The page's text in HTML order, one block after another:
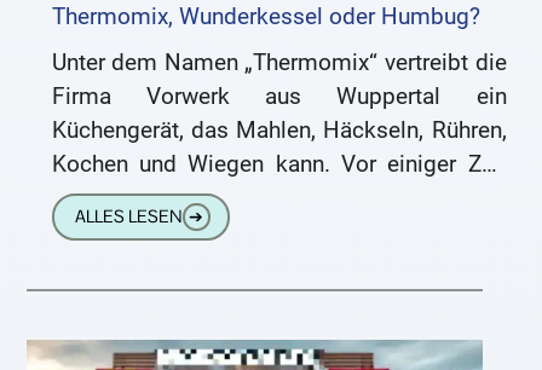
Thermomix, Wunderkessel oder Humbug?
Unter dem Namen „Thermomix“ vertreibt die
Firma Vorwerk aus Wuppertal ein
Küchengerät, das Mahlen, Häckseln, Rühren,
Kochen und Wiegen kann. Vor einiger Zeit
bin ich im Blog „Fabriknahrung“ der urbanen
ALLES LESEN ➔